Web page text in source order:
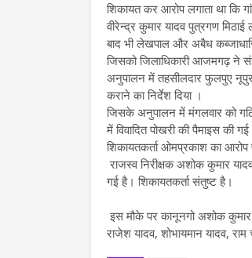
शिकायत कर आरोप लगाता था कि
वीरेन्द्र कुमार यादव पुत्रगण
बाद भी लेखपाल और अबैध
जिसको जिलाधिकारी आजमगढ़ ने
अनुपालन में तहसीलदार फुलपुए
कराने का निर्देश दिया ।
जिसके अनुपालन में मंगलवार को
में विवादित पोखरी की पैमाइस की
शिकायतकर्ता ओमप्रकाश का आरोप
राजस्व निरीक्षक अशोक कुमार
गई है। शिकायतकर्ता संतुष्ट है।
इस मौके पर कानूनगो अशोक कुमार
राजेश यादव, शोभायमान यादव,